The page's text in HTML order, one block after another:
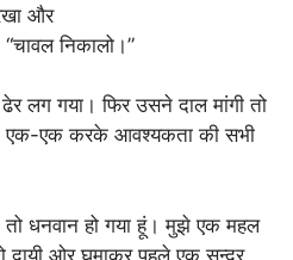
और
निकालो।”
लग गया। फिर उसने दाल मांगी तो
एक-एक करके आवश्यकता की सभी
धनवान हो गया हूं। मुझे एक महल
दायी ओर घुमाकर पहले एक सुन्दर